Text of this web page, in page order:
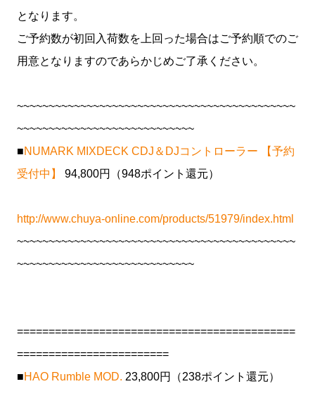
となります。
ご予約数が初回入荷数を上回った場合はご予約順でのご
用意となりますのであらかじめご了承ください。
~~~~~~~~~~~~~~~~~~~~~~~~~~~~~~~~~~~~~~~~~~~~
~~~~~~~~~~~~~~~~~~~~~~~~~~~~
■NUMARK MIXDECK CDJ＆DJコントローラー 【予約
受付中】
94,800円（948ポイント還元）
http://www.chuya-online.com/products/51979/index.html
~~~~~~~~~~~~~~~~~~~~~~~~~~~~~~~~~~~~~~~~~~~~
~~~~~~~~~~~~~~~~~~~~~~~~~~~~
============================================
========================
■HAO Rumble MOD. 23,800円（238ポイント還元）